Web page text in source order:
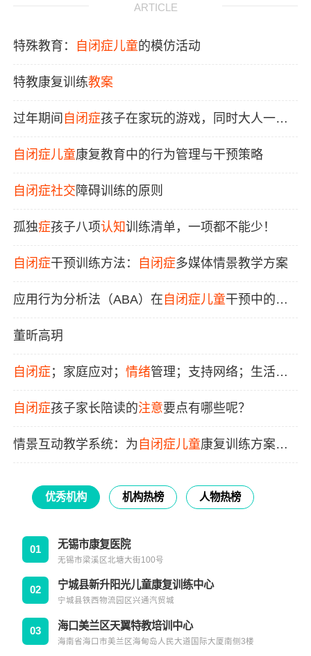
ARTICLE
特殊教育： 自闭症儿童的模仿活动
特教康复训练教案
过年期间 自闭症孩子在家玩的游戏，同时大人一定
要注意自闭症的情绪
自闭症儿童康复教育中的行为管理与干预策略
自闭症社交 障碍训练的原则
孤独症孩子八项认知训练清单，一项都不能少！
自闭症干预训练方法： 自闭症多媒体情景教学方案
应用行为分析法（ABA）在 自闭症儿童干预中的应
用及效果
董昕高玥
自闭症 ；家庭应对；情绪管理；支持网络；生活质
量
自闭症孩子家长陪读的注意要点有哪些呢？
情景互动教学系统：为 自闭症儿童康复训练方案带
优秀机构 机构热榜 人物热榜
01 无锡市康复医院
无锡市梁溪区北塘大街100号
02 宁城县新升阳光儿童康复训练中心
宁城县铁西物流园区兴通汽贸城
03 海口美兰区天翼特教培训中心
海南省海口市美兰区海甸岛人民大道国际大厦南侧3楼